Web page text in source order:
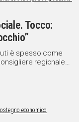
Tocco:
è spesso come
regionale